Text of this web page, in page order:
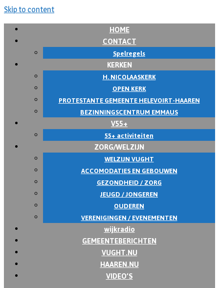
Skip to content
HOME
CONTACT
Spelregels
KERKEN
H. NICOLAASKERK
OPEN KERK
PROTESTANTE GEMEENTE HELEVOIRT-HAAREN
BEZINNINGSCENTRUM EMMAUS
V55+
55+ activiteiten
ZORG/WELZIJN
WELZIJN VUGHT
ACCOMODATIES EN GEBOUWEN
GEZONDHEID / ZORG
JEUGD / JONGEREN
OUDEREN
VERENIGINGEN / EVENEMENTEN
wijkradio
GEMEENTEBERICHTEN
VUGHT.NU
HAAREN.NU
VIDEO’S